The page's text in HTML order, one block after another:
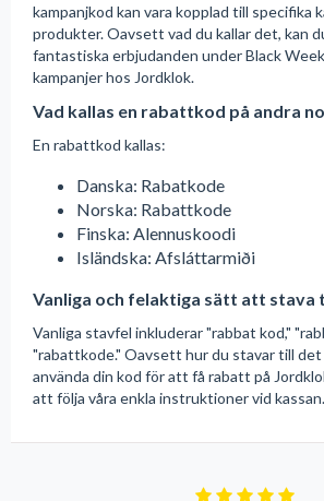
kampanjkod kan vara kopplad till specifika
produkter. Oavsett vad du kallar det, kan
fantastiska erbjudanden under Black
kampanjer hos Jordklok.
Vad kallas en rabattkod på andra
En rabattkod kallas:
Danska: Rabatkode
Norska: Rabattkode
Finska: Alennuskoodi
Isländska: Afsláttarmiði
Vanliga och felaktiga sätt att
Vanliga stavfel inkluderar "rabbat kod,"
"rabattkode." Oavsett hur du stavar till
använda din kod för att få rabatt på
att följa våra enkla instruktioner vid kassan.